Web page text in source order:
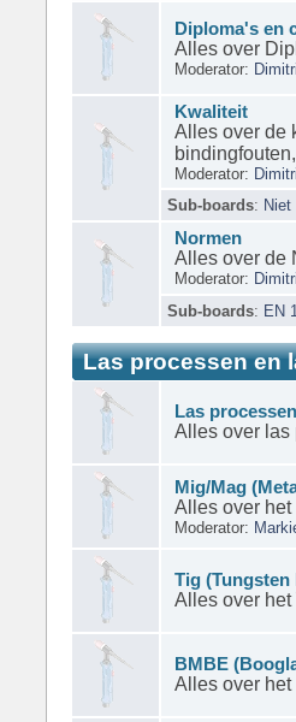
Diploma's en
Alles over
Moderator:
Kwaliteit
Alles over de
Moderator:
Sub-boards:
Normen
Alles over de
Moderator:
Sub-boards: EN
Las processen en
Las
Alles over las
Mig/Mag
Alles over
Moderator:
Tig (Tungsten
Alles over
BMBE
Alles over